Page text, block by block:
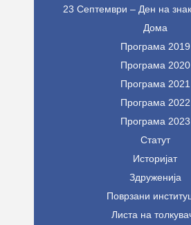
23 Септември – Ден на
Дома
Програма 2019
Програма 2020
Програма 2021
Програма 2022
Програма 2023
Статут
Историјат
Здруженија
Поврзани
Листа на